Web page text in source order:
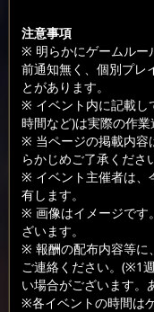
注意事項
※ 明らかにゲームルー
前通知無く、個別プレ
とがあります。
※ イベント内に記載し
時間など)は実際の作業
※ 当ページの掲載内容
らかじめご了承くださ
※ イベント主催者は、
有します。
※ 画像はイメージです
ざいます。
※ 報酬の配布内容等に
ご連絡ください。(※1
い場合がございます。
※各イベントの時間は